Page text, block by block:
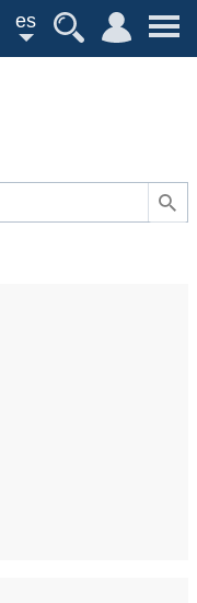
es